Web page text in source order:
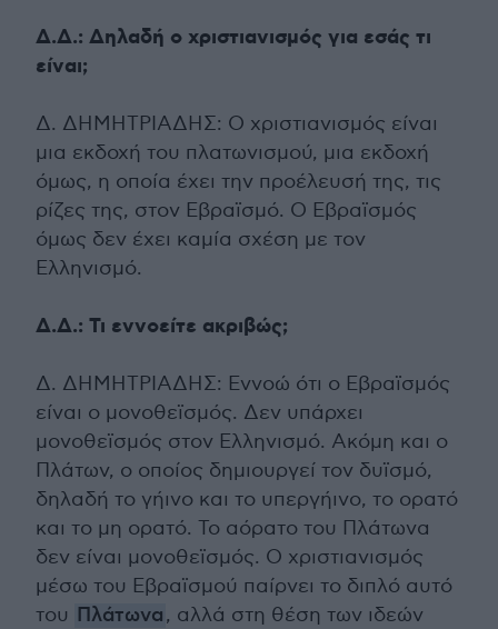
Δ.Δ.: Δηλαδή ο χριστιανισμός για εσάς τι
είναι;
Δ. ΔΗΜΗΤΡΙΑΔΗΣ: Ο χριστιανισμός είναι
μια εκδοχή του πλατωνισμού, μια εκδοχή
όμως, η οποία έχει την προέλευσή της, τις
ρίζες της, στον Εβραϊσμό. Ο Εβραϊσμός
όμως δεν έχει καμία σχέση με τον
Ελληνισμό.
Δ.Δ.: Τι εννοείτε ακριβώς;
Δ. ΔΗΜΗΤΡΙΑΔΗΣ: Εννοώ ότι ο Εβραϊσμός
είναι ο μονοθεϊσμός. Δεν υπάρχει
μονοθεϊσμός στον Ελληνισμό. Ακόμη και ο
Πλάτων, ο οποίος δημιουργεί τον δυϊσμό,
δηλαδή το γήινο και το υπεργήινο, το ορατό
και το μη ορατό. Το αόρατο του Πλάτωνα
δεν είναι μονοθεϊσμός. Ο χριστιανισμός
μέσω του Εβραϊσμού παίρνει το διπλό αυτό
του Πλάτωνα, αλλά στη θέση των ιδεών